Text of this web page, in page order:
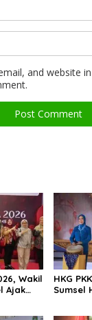
and website
Wakil
Ajak
HKG
Sumsel